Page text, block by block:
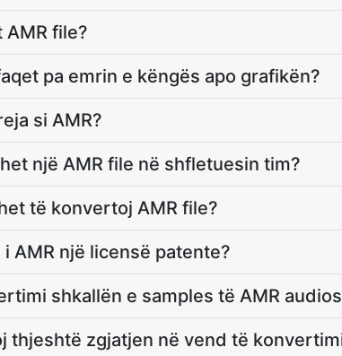
AMR file?
pa emrin e këngës apo grafikën?
si AMR?
një AMR file në shfletuesin tim?
të konvertoj AMR file?
AMR një licensë patente?
shkallën e samples të AMR
thjeshtë zgjatjen në vend të